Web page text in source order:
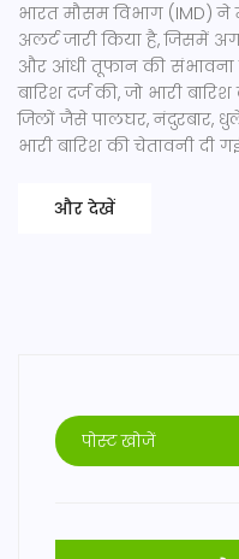
भारत मौसम विभाग (IMD)
अलर्ट जारी किया है, जिसमें
और आंधी तूफान की संभावना
बारिश दर्ज की, जो भारी
जिलों जैसे पालघर, नंदुरबार,
भारी बारिश की चेतावनी दी
और देखें